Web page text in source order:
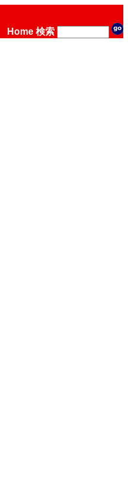
Home 検索